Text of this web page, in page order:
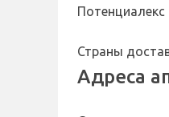
Страны
Адреса